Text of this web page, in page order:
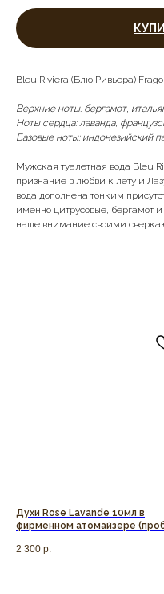
Bleu Riviera (Блю Ривьера)
Верхние ноты: бергамот,
Ноты сердца: лаванда,
Базовые ноты: индонезийский
Мужская туалетная вода Bleu
признание в любви к лету и
вода дополнена тонким
именно цитрусовые, бергамот
наше внимание своими
Духи Rose Lavande 10мл в
фирменном атомайзере
2 300 р.